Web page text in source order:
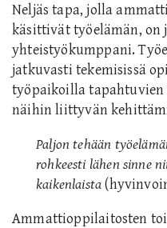
Neljäs tapa, jolla
käsittivät työelämän, on
yhteistyökumppani.
jatkuvasti tekemisissä
työpaikoilla tapahtuvien
näihin liittyvän
Paljon tehään
rohkeesti lähen sinne
kaikenlaista
Ammattioppilaitosten